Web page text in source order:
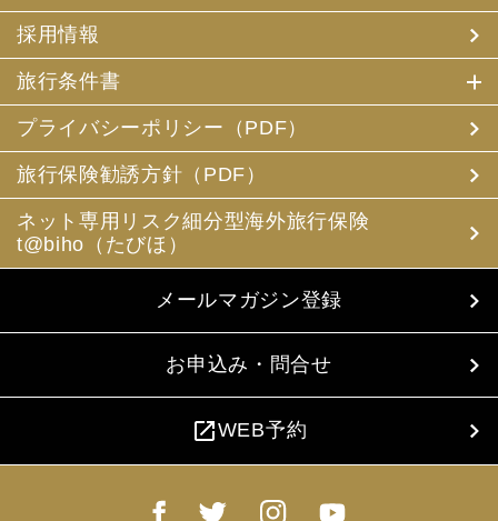
採用情報
旅行条件書
プライバシーポリシー（PDF）
旅行保険勧誘方針（PDF）
ネット専用リスク細分型海外旅行保険
t@biho（たびほ）
メールマガジン登録
お申込み・問合せ
open_in_newWEB予約